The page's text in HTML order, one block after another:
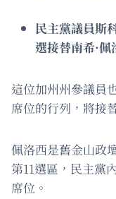
民主黨議員斯
選接替南希·
這位加州州參議員
席位的行列，將接
佩洛西是舊金山政
第11選區，民主黨
席位。